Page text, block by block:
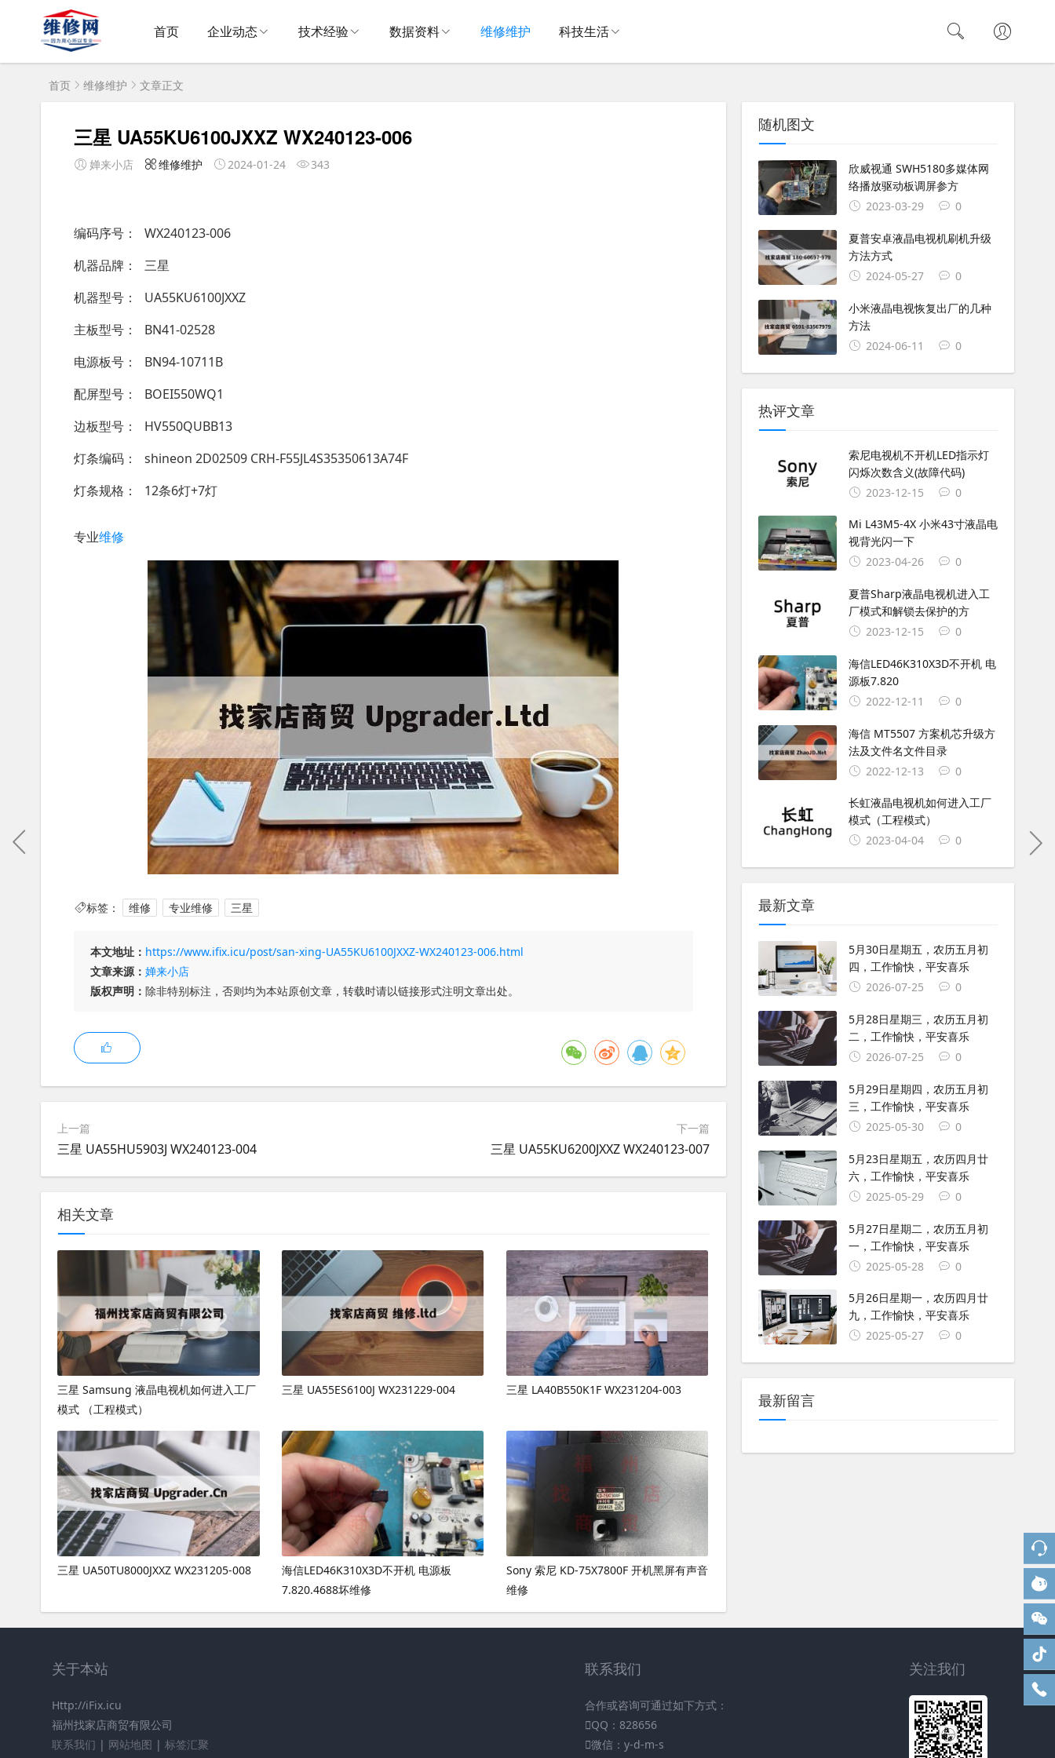
首页 企业动态 技术经验 数据资料 维修维护 科技生活
首页 维修维护 文章正文
三星 UA55KU6100JXXZ WX240123-006
婵来小店 维修维护 2024-01-24 343
编码序号
WX240123-006
机器品牌
三星
机器型号
UA55KU6100JXXZ
主板型号
BN41-02528
电源板号
BN94-10711B
配屏型号
BOEI550WQ1
边板型号
HV550QUBB13
灯条编码
shineon 2D02509 CRH-F55JL4S35350613A74F
灯条规格
12条6灯+7灯
专业维修
标签： 维修 专业维修 三星
本文地址： https://www.ifix.icu/post/san-xing-UA55KU6100JXXZ-WX240123-006.html
文章来源： 婵来小店
版权声明： 除非特别标注，否则均为本站原创文章，转载时请以链接形式注明文章出处。
上一篇
三星 UA55HU5903J WX240123-004
下一篇
三星 UA55KU6200JXXZ WX240123-007
相关文章
三星 Samsung 液晶电视机如何进入工厂
模式 （工程模式）
三星 UA55ES6100J WX231229-004 三星 LA40B550K1F WX231204-003
三星 UA50TU8000JXXZ WX231205-008
海信LED46K310X3D不开机 电源板
7.820.4688坏维修
Sony 索尼 KD-75X7800F 开机黑屏有声音
维修
随机图文
欣威视通 SWH5180多媒体网
络播放驱动板调屏参方
2023-03-29
0
夏普安卓液晶电视机刷机升级
方法方式
2024-05-27
0
小米液晶电视恢复出厂的几种
方法
2024-06-11
0
热评文章
索尼电视机不开机LED指示灯
闪烁次数含义(故障代码)
2023-12-15
0
Mi L43M5-4X 小米43寸液晶电
视背光闪一下
2023-04-26
0
夏普Sharp液晶电视机进入工
厂模式和解锁去保护的方
2023-12-15
0
海信LED46K310X3D不开机 电
源板7.820
2022-12-11
0
海信 MT5507 方案机芯升级方
法及文件名文件目录
2022-12-13
0
长虹液晶电视机如何进入工厂
模式（工程模式）
2023-04-04
0
最新文章
5月30日星期五，农历五月初
四，工作愉快，平安喜乐
2026-07-25
0
5月28日星期三，农历五月初
二，工作愉快，平安喜乐
2026-07-25
0
5月29日星期四，农历五月初
三，工作愉快，平安喜乐
2025-05-30
0
5月23日星期五，农历四月廿
六，工作愉快，平安喜乐
2025-05-29
0
5月27日星期二，农历五月初
一，工作愉快，平安喜乐
2025-05-28
0
5月26日星期一，农历四月廿
九，工作愉快，平安喜乐
2025-05-27
0
最新留言
关于本站
Http://iFix.icu
福州找家店商贸有限公司
联系我们 | 网站地图 | 标签汇聚
联系我们
合作或咨询可通过如下方式：
QQ：828656
微信：y-d-m-s
关注我们